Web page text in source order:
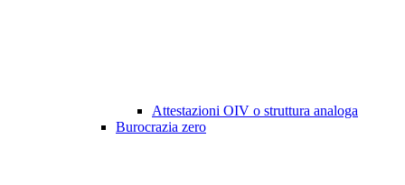
Attestazioni OIV o struttura analoga
Burocrazia zero